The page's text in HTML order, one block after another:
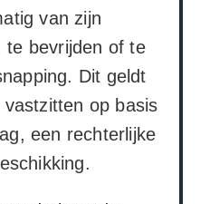
van zijn
te bevrijden of te
Dit geldt
op basis
een rechterlijke